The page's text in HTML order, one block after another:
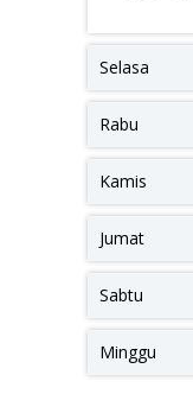
Selasa
Rabu
Kamis
Jumat
Sabtu
Minggu